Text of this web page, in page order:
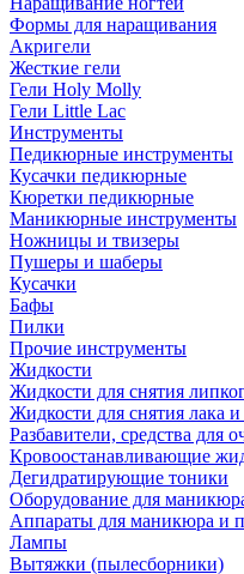
Формы для наращивания
Акригели
Жесткие гели
Гели Holy Molly
Гели Little Lac
Инструменты
Педикюрные инструменты
Кусачки педикюрные
Кюретки педикюрные
Маникюрные инструменты
Ножницы и твизеры
Пушеры и шаберы
Кусачки
Бафы
Пилки
Прочие инструменты
Жидкости
Жидкости для снятия
Жидкости для снятия лака и
Разбавители, средства для
Кровоостанавливающие
Дегидратирующие тоники
Оборудование для
Аппараты для маникюра и
Лампы
Вытяжки (пылесборники)